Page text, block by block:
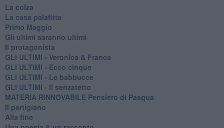
La colza
La casa palafitta
Primo Maggio
Gli ultimi saranno ultimi
Il protagonista
GLI ULTIMI - Veronica & Franca
GLI ULTIMI - Ecco cinque
GLI ULTIMI - Le babbucce
GLI ULTIMI - Il senzatetto
MATERIA RINNOVABILE Pensiero di Pasqua
Il partigiano
Alla fine